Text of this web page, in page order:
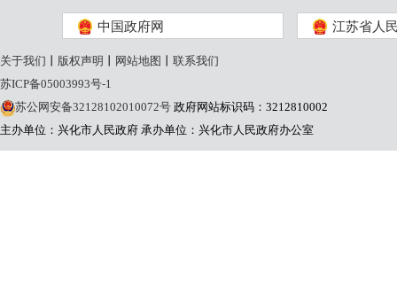
中国政府网 江苏省人
关于我们 版权声明 网站地图
联系我们
苏ICP备05003993号-1
苏公网安备32128102010072号 政府网站标识码：3212810002
主办单位：兴化市人民政府 承办单位：兴化市人民政府办公室